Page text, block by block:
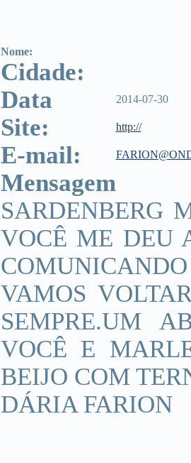
Nome:
Cidade:
Data
2014-07-30
Site: http://
E-mail:
Mensagem
SARDENBERG
VOCÊ ME DEU
COMUNICANDO
VAMOS
SEMPRE.UM
VOCÊ E
BEIJO COM
DÁRIA FARION